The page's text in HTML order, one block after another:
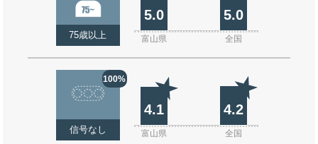
75歳以上
5.0 5.0
富山県 全国
100%
信号なし
4.1 4.2
富山県 全国